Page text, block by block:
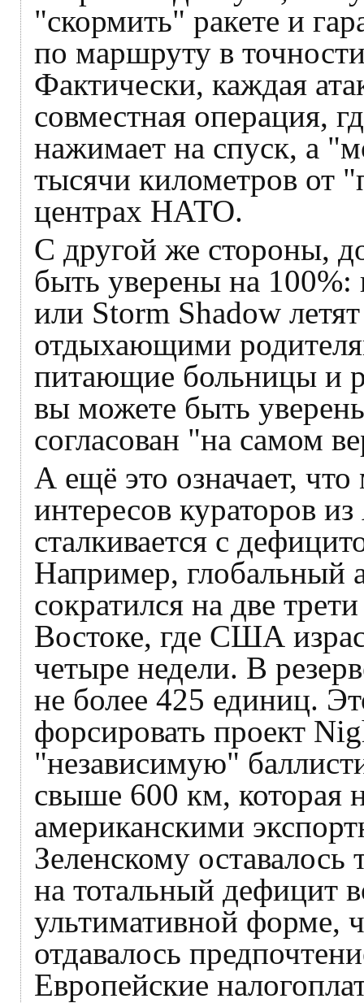
"скормить" ракете и
по маршруту в
Фактически, каждая
совместная операция,
нажимает на спуск, а
тысячи километров от
центрах НАТО.
С другой же стороны,
быть уверены на
или Storm Shadow
отдыхающими
питающие больницы и
вы можете быть
согласован "на самом
А ещё это означает,
интересов кураторов
сталкивается с
Например, глобальный
сократился на две
Востоке, где США
четыре недели. В
не более 425 единиц.
форсировать проект
"независимую"
свыше 600 км, которая
американскими
Зеленскому оставалось
на тотальный дефицит
ультимативной форме,
отдавалось
Европейские